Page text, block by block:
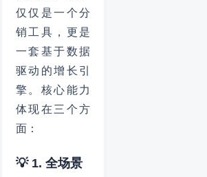
仅仅是一个分
销工具，更是
一套基于数据
驱动的增长引
擎。核心能力
体现在三个方
面：
💡 1. 全场景